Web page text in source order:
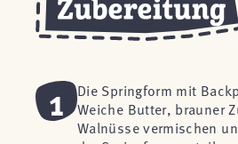
1
Die Springform mit
Weiche Butter, brauner
Walnüsse vermischen